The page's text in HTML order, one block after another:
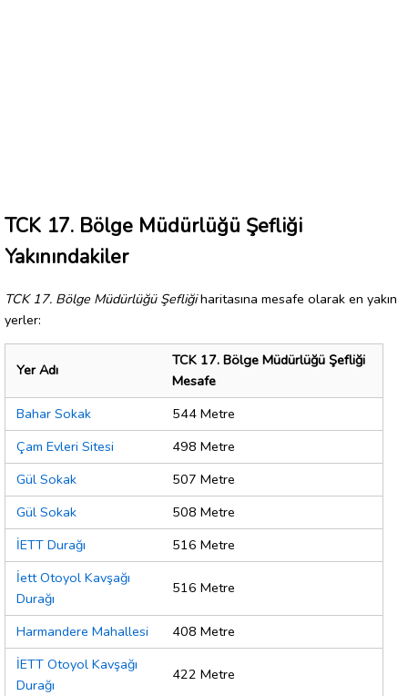
TCK 17. Bölge Müdürlüğü Şefliği
Yakınındakiler
TCK 17. Bölge Müdürlüğü Şefliğiharitasına mesafe olarak en yakın
yerler:
Yer Adı
TCK 17. Bölge Müdürlüğü Şefliği
Mesafe
Bahar Sokak
544 Metre
Çam Evleri Sitesi
498 Metre
Gül Sokak
507 Metre
Gül Sokak
508 Metre
İETT Durağı
516 Metre
İett Otoyol Kavşağı
Durağı
516 Metre
Harmandere Mahallesi
408 Metre
İETT Otoyol Kavşağı
Durağı
422 Metre